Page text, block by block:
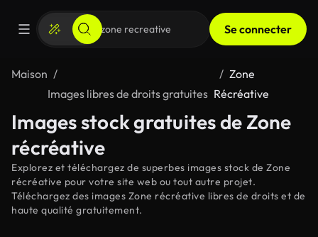
Se connecter
Maison
Images libres de droits gratuites
Zone
Récréative
Images stock gratuites de Zone
récréative
Explorez et téléchargez de superbes images stock de Zone
récréative pour votre site web ou tout autre projet.
Téléchargez des images Zone récréative libres de droits et de
haute qualité gratuitement.